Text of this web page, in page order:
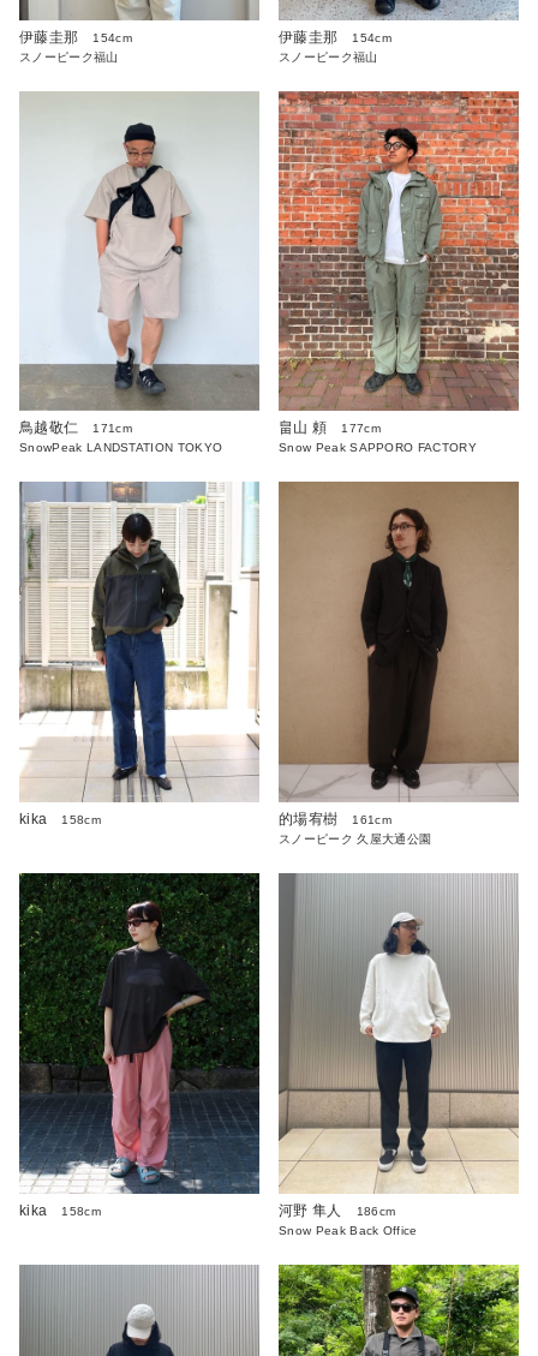
伊藤圭那
154cm
スノーピーク福山
伊藤圭那
154cm
スノーピーク福山
鳥越敬仁
171cm
SnowPeak LANDSTATION TOKYO
畠山 頼
177cm
Snow Peak SAPPORO FACTORY
kika 158cm 的場宥樹
161cm
スノーピーク 久屋大通公園
kika 158cm 河野 隼人
186cm
Snow Peak Back Office